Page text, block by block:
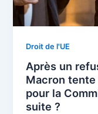
Droit de l'UE
Après un
Macron
pour la
suite ?